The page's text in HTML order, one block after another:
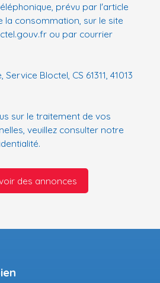
prévu par l'article
la consommation, sur le site
ou par courrier
Bloctel, CS 61311, 41013
sur le traitement de vos
veuillez consulter notre
.
des annonces